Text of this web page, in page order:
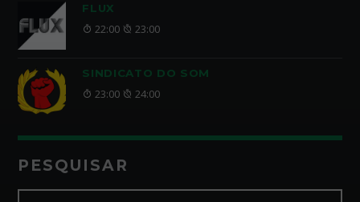
FLUX
22:00 23:00
SINDICATO DO SOM
23:00 24:00
PESQUISAR